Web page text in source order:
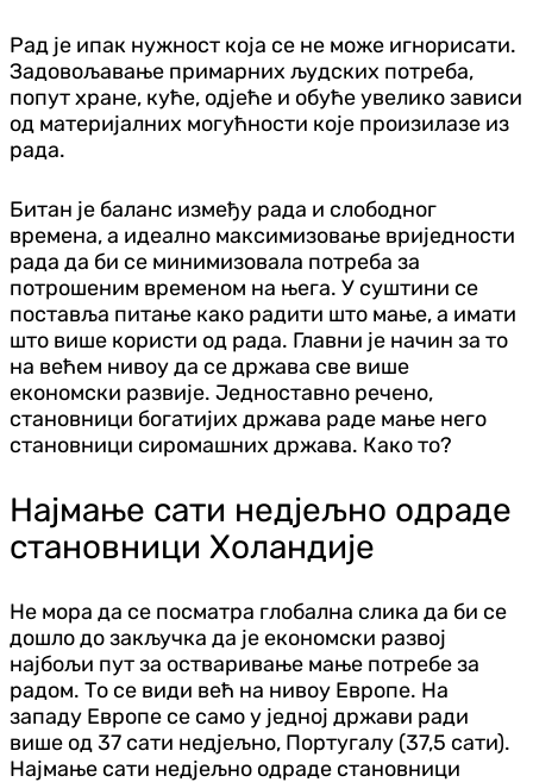
Рад је ипак нужност која се не може игнорисати.
Задовољавање примарних људских потреба,
попут хране, куће, одјеће и обуће увелико зависи
од материјалних могућности које произилазе из
рада.
Битан је баланс између рада и слободног
времена, а идеално максимизовање вриједности
рада да би се минимизовала потреба за
потрошеним временом на њега. У суштини се
поставља питање како радити што мање, а имати
што више користи од рада. Главни је начин за то
на већем нивоу да се држава све више
економски развије. Једноставно речено,
становници богатијих држава раде мање него
становници сиромашних држава. Како то?
Најмање сати недјељно одраде
становници Холандије
Не мора да се посматра глобална слика да би се
дошло до закључка да је економски развој
најбољи пут за остваривање мање потребе за
радом. То се види већ на нивоу Европе. На
западу Европе се само у једној држави ради
више од 37 сати недјељно, Португалу (37,5 сати).
Најмање сати недјељно одраде становници